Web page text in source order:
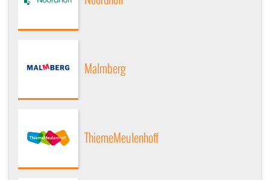
Malmberg
ThiemeMeulenhoff